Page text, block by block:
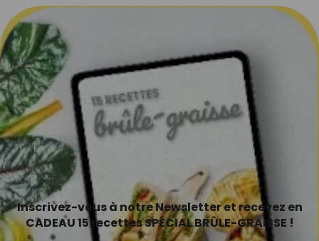
Inscrivez-vous à notre Newsletter et recevez en
CADEAU 15 recettes SPÉCIAL BRÛLE-GRAISSE !